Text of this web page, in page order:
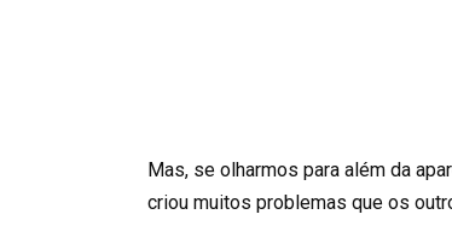
Mas, se olharmos para além da
criou muitos problemas que os